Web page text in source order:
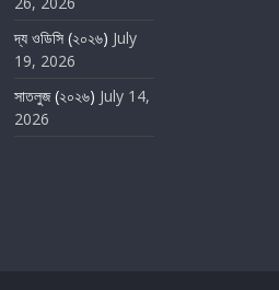
দ্য ওডিসি (২০২৬) July
19, 2026
সাতলুজ (২০২৬) July 14,
2026